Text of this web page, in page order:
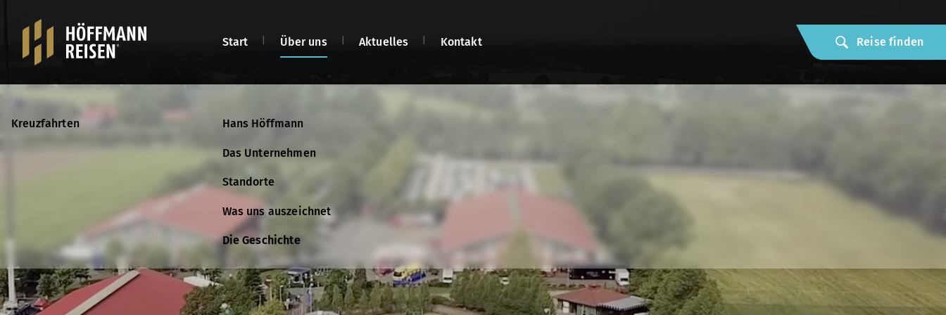
Start Über uns
Kreuzfahrten Hans Höffmann
Das Unternehmen
Standorte
Was uns auszeichnet
Die Geschichte
Aktuelles Kontakt
Kreuzfahrten Kontakt
Katalog anfordern
Reise finden